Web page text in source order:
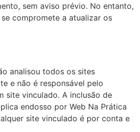
sem aviso prévio. No entanto,
compromete a atualizar os
analisou todos os sites
e não é responsável pelo
site vinculado. A inclusão de
endosso por Web Na Prática
site vinculado é por conta e